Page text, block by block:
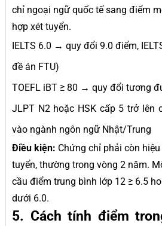
chỉ ngoại ngữ quốc tế sang điểm
hợp xét tuyển.
IELTS 6.0 → quy đổi 9.0 điểm,
đề án FTU)
TOEFL iBT ≥ 80 → quy đổi tương
JLPT N2 hoặc HSK cấp 5 trở lên
vào ngành ngôn ngữ Nhật/Trung
Điều kiện: Chứng chỉ phải còn
tuyển, thường trong vòng 2 năm.
cầu điểm trung bình lớp 12 ≥ 6.5
dưới 6.0.
5. Cách tính điểm